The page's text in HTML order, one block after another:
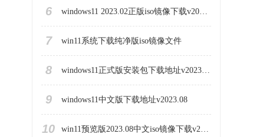
6 windows11 2023.02正版iso镜像下载v2023.02
7 win11系统下载纯净版iso镜像文件
8 windows11正式版安装包下载地址v2023.10
9 windows11中文版下载地址v2023.08
10 win11预览版2023.08中文iso镜像下载v2023.08